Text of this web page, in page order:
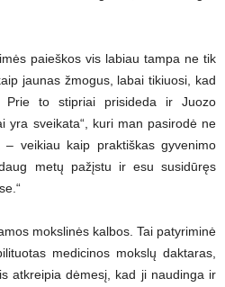
paieškos vis labiau tampa ne tik
jaunas žmogus, labai tikiuosi, kad
Prie to stipriai prisideda ir Juozo
yra sveikata“, kuri man pasirodė ne
– veikiau kaip praktiškas gyvenimo
metų pažįstu ir esu susidūręs
mokslinės kalbos. Tai patyriminė
medicinos mokslų daktaras,
atkreipia dėmesį, kad ji naudinga ir